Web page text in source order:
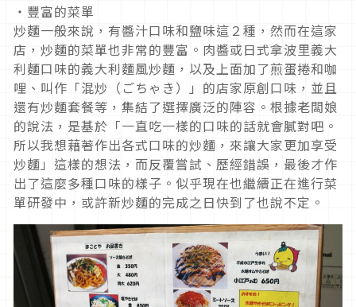
・豐富的菜單
炒麵一般來說，有醬汁口味和鹽味這２種，然而在這家
店，炒麵的菜單也非常的豐富。肉醬或日式拿波里義大
利麵口味的義大利麵風炒麵，以及上面加了煎蛋捲和咖
哩、叫作「混炒（ごちゃき）」的店家原創口味，並且
還有炒麵套餐等，集結了選擇廣泛的陣容。根據老闆娘
的說法，是基於「一直吃一樣的口味的話就會膩對吧。
所以我想藉著作出各式口味的炒麵，來讓大家更加享受
炒麵」這樣的想法，而反覆嘗試、歷經錯誤，最後才作
出了這麼多種口味的樣子。似乎現在也繼續正在進行菜
單研發中，或許新炒麵的完成之日快到了也說不定。